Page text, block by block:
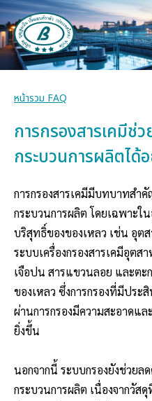
หน้ารวม FAQ
การกรองสารเคมีช่
กระบวนการผลิตได้อ
การกรองสารเคมีมีบทบาทสำ
กระบวนการผลิต โดยเฉพาะใ
บริสุทธิ์ของของเหลว เช่น อุต
ระบบเครื่องกรองสารเคมีอุตส
เจือปน สารแขวนลอย และต
ของเหลว ซึ่งการกรองที่มีประ
ผ่านการกรองมีความสะอาดแ
ยิ่งขึ้น
นอกจากนี้ ระบบกรองยังช่วยล
กระบวนการผลิต เนื่องจากวัส